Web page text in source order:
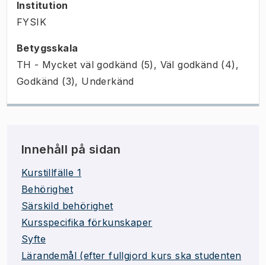
Institution
FYSIK
Betygsskala
TH - Mycket väl godkänd (5), Väl godkänd (4),
Godkänd (3), Underkänd
Innehåll på sidan
Kurstillfälle 1
Behörighet
Särskild behörighet
Kursspecifika förkunskaper
Syfte
Lärandemål (efter fullgjord kurs ska studenten